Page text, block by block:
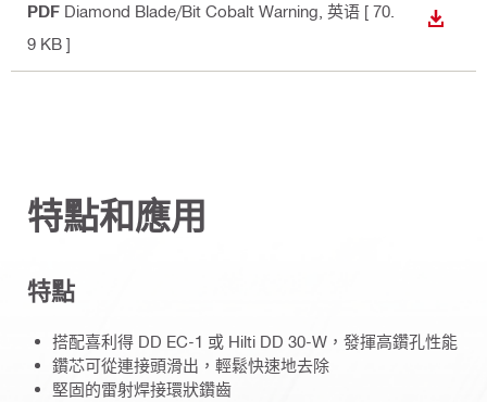
PDF Diamond Blade/Bit Cobalt Warning , 英语 [ 70.
9 KB ]
下載
特點和應用
特點
搭配喜利得 DD EC-1 或 Hilti DD 30-W，發揮高鑽孔性能
鑽芯可從連接頭滑出，輕鬆快速地去除
堅固的雷射焊接環狀鑽齒